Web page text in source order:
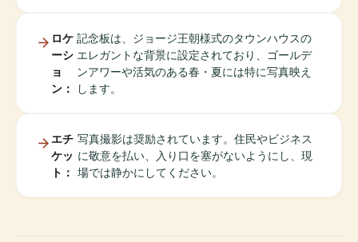
ロケ
ーシ
ョ
ン：
記念板は、ジョージ王朝様式のタウンハウスの
エレガントな背景に設定されており、ゴールデ
ンアワーや活気のある春・夏には特に写真映え
します。
エチ
ケッ
ト：
写真撮影は奨励されています。住民やビジネス
に敬意を払い、入り口を塞がないようにし、現
場では静かにしてください。